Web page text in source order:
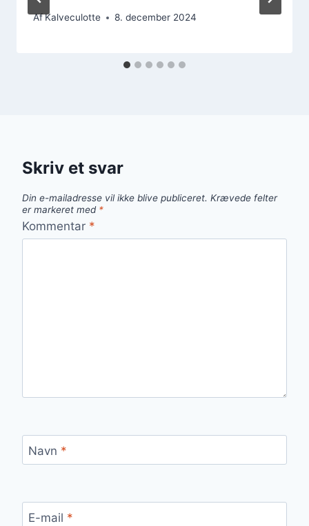
AfKalveculotte 8. december 2024
Skriv et svar
Din e-mailadresse vil ikke blive publiceret. Krævede felter
er markeret med *
Kommentar *
Navn *
E-mail *